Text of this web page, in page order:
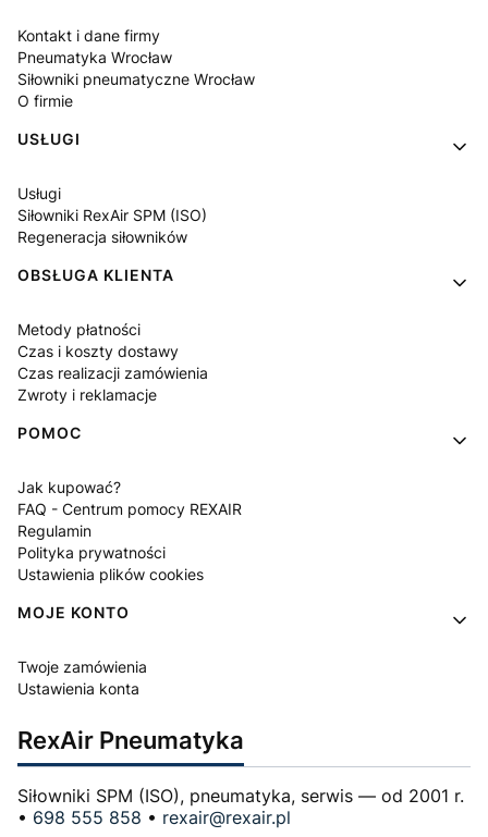
Kontakt i dane firmy
Pneumatyka Wrocław
Siłowniki pneumatyczne Wrocław
O firmie
USŁUGI
Usługi
Siłowniki RexAir SPM (ISO)
Regeneracja siłowników
OBSŁUGA KLIENTA
Metody płatności
Czas i koszty dostawy
Czas realizacji zamówienia
Zwroty i reklamacje
POMOC
Jak kupować?
FAQ - Centrum pomocy REXAIR
Regulamin
Polityka prywatności
Ustawienia plików cookies
MOJE KONTO
Twoje zamówienia
Ustawienia konta
RexAir Pneumatyka
Siłowniki SPM (ISO), pneumatyka, serwis — od 2001 r.
• 698 555 858 • rexair@rexair.pl